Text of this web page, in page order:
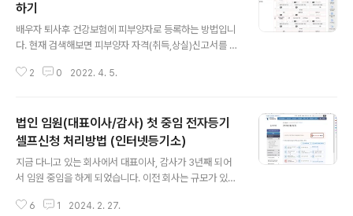
시면됩니다. 여기서 다루고자 하는 것은 통신판매업신고입
니다. 이미 1,2번 사항이 다 되어있다고 할 경우 진행하는
사항입니다. 통신 판매업 신고를 하기 위해서는 다음 사항
이 필요합니다. 1. 사업자등록증 2. 구매안전서비스 이용확
인증 발급 구매안전서비스 이용확인증 발급을 하는 방법은
하기
배우자 퇴사후 건강보험에 피부양자로 등록하는 방법입니
다. 현재 검색해보면 피부양자 자격(취득,상실)신고서를 작
보니 피부양자 자격(취득,상실)신고서는 필요가 없었네요.
법은 뒤쪽을 참고하시기 바라며, 바탕색이 어두운 난은 신
고인이 적지 않습니다. www.nhis.or.kr 웹으로 작성하여
프린터하게 되어있기도 합니다만 위에서 말한 것 처럼 필
요가 없었어요. 혹시나 해서 해당 링크와 파일을 올리도록
하겠습니다. 자 그럼 가족관계 증명서를 준비해주세요 htt
ps://efamily.scourt.go.kr/index...
2 0 2022. 4. 5.
법인 임원(대표이사/감사) 첫 중임 전자등기
셀프신청 처리방법 (인터넷등기소)
지금 다니고 있는 회사에서 대표이사, 감사가 3년째 되어
서 임원 중임을 하게 되었습니다. 이전 회사는 규모가 있어
니 한번 도전해 볼 만 했네요. 일단 여러곳의 블로그를 보고
6 1 2024. 2. 27.